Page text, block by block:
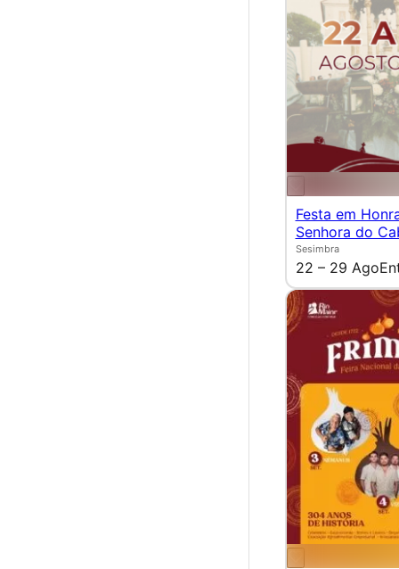
Festa em
Senhora do
Sesimbra
22 – 29 Ago